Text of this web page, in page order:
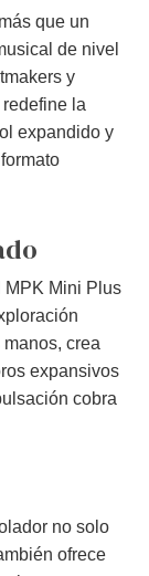
que un
de nivel
y
la
expandido y
MPK Mini Plus
crea
expansivos
cobra
no solo
ofrece